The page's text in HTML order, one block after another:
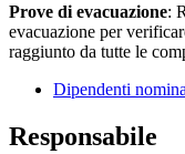
Prove di evacuazione:
evacuazione per
raggiunto da tutte le
Dipendenti
Responsabile